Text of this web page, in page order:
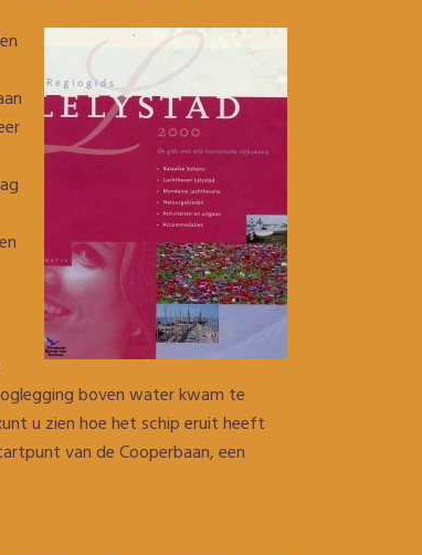
boven water kwam te
u zien hoe het schip eruit heeft
van de Cooperbaan, een